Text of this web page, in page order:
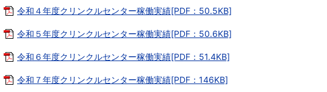
令和４年度クリンクルセンター稼働実績[PDF：50.5KB]
令和５年度クリンクルセンター稼働実績[PDF：50.6KB]
令和６年度クリンクルセンター稼働実績[PDF：51.4KB]
令和７年度クリンクルセンター稼働実績[PDF：146KB]